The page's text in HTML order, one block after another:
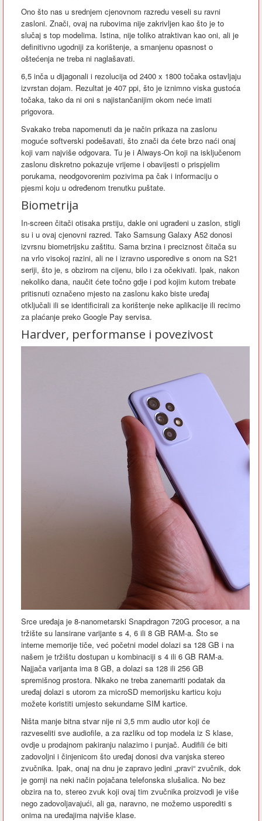
Ono što nas u srednjem cjenovnom razredu veseli su ravni
zasloni. Znači, ovaj na rubovima nije zakrivljen kao što je to
slučaj s top modelima. Istina, nije toliko atraktivan kao oni, ali je
definitivno ugodniji za korištenje, a smanjenu opasnost o
oštećenja ne treba ni naglašavati.
6,5 inča u dijagonali i rezolucija od 2400 x 1800 točaka ostavljaju
izvrstan dojam. Rezultat je 407 ppi, što je iznimno viska gustoća
točaka, tako da ni oni s najistančanijim okom neće imati
prigovora.
Svakako treba napomenuti da je način prikaza na zaslonu
moguće softverski podešavati, što znači da ćete brzo naći onaj
koji vam najviše odgovara. Tu je i Always-On koji na isključenom
zaslonu diskretno pokazuje vrijeme i obavijesti o prispjelim
porukama, neodgovorenim pozivima pa čak i informaciju o
pjesmi koju u određenom trenutku puštate.
Biometrija
In-screen čitači otisaka prstiju, dakle oni ugrađeni u zaslon, stigli
su i u ovaj cjenovni razred. Tako Samsung Galaxy A52 donosi
izvrsnu biometrijsku zaštitu. Sama brzina i preciznost čitača su
na vrlo visokoj razini, ali ne i izravno usporedive s onom na S21
seriji, što je, s obzirom na cijenu, bilo i za očekivati. Ipak, nakon
nekoliko dana, naučit ćete točno gdje i pod kojim kutom trebate
pritisnuti označeno mjesto na zaslonu kako biste uređaj
otključali ili se identificirali za korištenje neke aplikacije ili recimo
za plaćanje preko Google Pay servisa.
Hardver, performanse i povezivost
Srce uređaja je 8-nanometarski Snapdragon 720G procesor, a na
tržište su lansirane varijante s 4, 6 ili 8 GB RAM-a. Što se
interne memorije tiče, već početni model dolazi sa 128 GB i na
našem je tržištu dostupan u kombinaciji s 4 ili 6 GB RAM-a.
Najjača varijanta ima 8 GB, a dolazi sa 128 ili 256 GB
spremišnog prostora. Nikako ne treba zanemariti podatak da
uređaj dolazi s utorom za microSD memorijsku karticu koju
možete koristiti umjesto sekundarne SIM kartice.
Ništa manje bitna stvar nije ni 3,5 mm audio utor koji će
razveseliti sve audiofile, a za razliku od top modela iz S klase,
ovdje u prodajnom pakiranju nalazimo i punjač. Audifili će biti
zadovoljni i činjenicom što uređaj donosi dva vanjska stereo
zvučnika. Ipak, onaj na dnu je zapravo jedini „pravi“ zvučnik, dok
je gornji na neki način pojačana telefonska slušalica. No bez
obzira na to, stereo zvuk koji ovaj tim zvučnika proizvodi je više
nego zadovoljavajući, ali ga, naravno, ne možemo usporediti s
onima na uređajima najviše klase.